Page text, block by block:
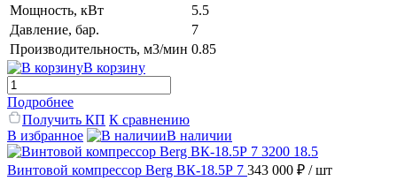
Мощность, кВт
5.5
Давление, бар.
7
Производительность, м3/мин 0.85
В корзину
Подробнее
Получить КП К сравнению
В избранное
В наличии
Винтовой компрессор Berg ВК-18.5Р 7 343 000 ₽ / шт